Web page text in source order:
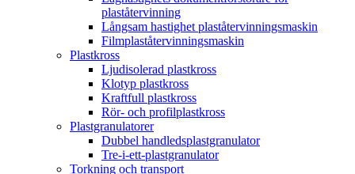
plaståtervinning
Långsam hastighet plaståtervinningsmaskin
Filmplaståtervinningsmaskin
Plastkross
Ljudisolerad plastkross
Klotyp plastkross
Kraftfull plastkross
Rör- och profilplastkross
Plastgranulatorer
Dubbel handledsplastgranulator
Tre-i-ett-plastgranulator
Torkning och transport